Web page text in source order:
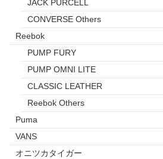
JACK PURCELL
CONVERSE Others
Reebok
PUMP FURY
PUMP OMNI LITE
CLASSIC LEATHER
Reebok Others
Puma
VANS
オニツカタイガー